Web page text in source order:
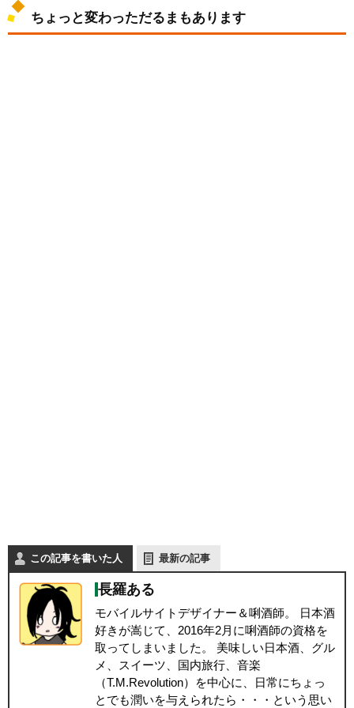
ちょっと変わっただるまもあります
この記事を書いた人 最新の記事
長羅ある
モバイルサイトデザイナー＆唎酒師。 日本酒
好きが嵩じて、2016年2月に唎酒師の資格を
取ってしまいました。 美味しい日本酒、グル
メ、スイーツ、国内旅行、音楽
（T.M.Revolution）を中心に、日常にちょっ
とでも潤いを与えられたら・・・という思い